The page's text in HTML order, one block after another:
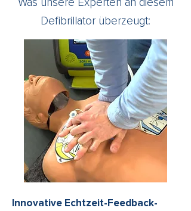
Was unsere Experten an diesem
Defibrillator überzeugt:
Innovative Echtzeit-Feedback-